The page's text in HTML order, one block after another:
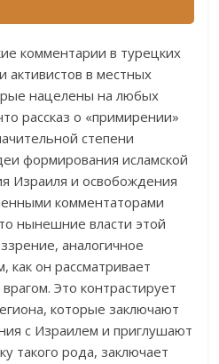
комментарии в турецких
в местных
нацелены на любых
рассказ о «примирении»
степени
формирования исламской
Израиля и освобождения
комментаторами
нынешние власти этой
аналогичное
как он рассматривает
Это контрастирует
которые заключают
с Израилем и приглушают
такого рода, заключает